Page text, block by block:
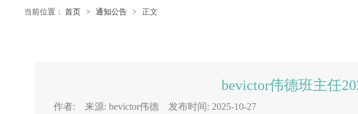
当前位置：首页 >通知公告 > 正文
bevictor伟德班主任
作者: 来源: bevictor伟德 发布时间: 2025-10-27